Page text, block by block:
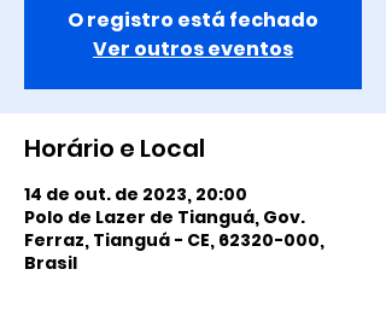
O registro está fechado
Ver outros eventos
Horário e Local
14 de out. de 2023, 20:00
Polo de Lazer de Tianguá, Gov.
Ferraz, Tianguá - CE, 62320-000,
Brasil